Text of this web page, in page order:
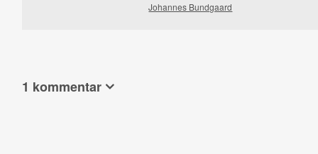
Johannes Bundgaard
1 kommentar